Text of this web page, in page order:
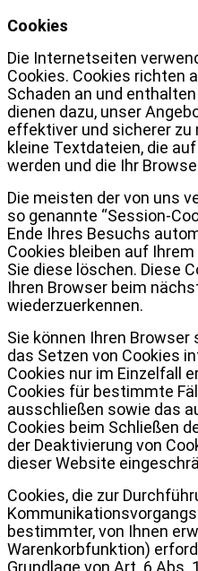
Cookies
Die Internetseiten
Cookies. Cookies richten
Schaden an und
dienen dazu, unser
effektiver und sicherer zu
kleine Textdateien, die
werden und die Ihr
Die meisten der von uns
so genannte “Session-
Ende Ihres Besuchs
Cookies bleiben auf
Sie diese löschen. Diese
Ihren Browser beim
wiederzuerkennen.
Sie können Ihren
das Setzen von Cookies
Cookies nur im Einzelfall
Cookies für bestimmte
ausschließen sowie das
Cookies beim Schließen
der Deaktivierung von
dieser Website
Cookies, die zur
bestimmter, von Ihnen
Warenkorbfunktion)
Grundlage von Art. 6 Abs.